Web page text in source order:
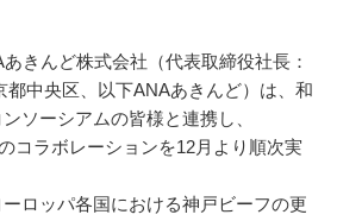
きんど株式会社（代表取締役社長：
都中央区、以下ANAあきんど）は、和
ソーシアムの皆様と連携し、
コラボレーションを12月より順次実
ロッパ各国における神戸ビーフの更